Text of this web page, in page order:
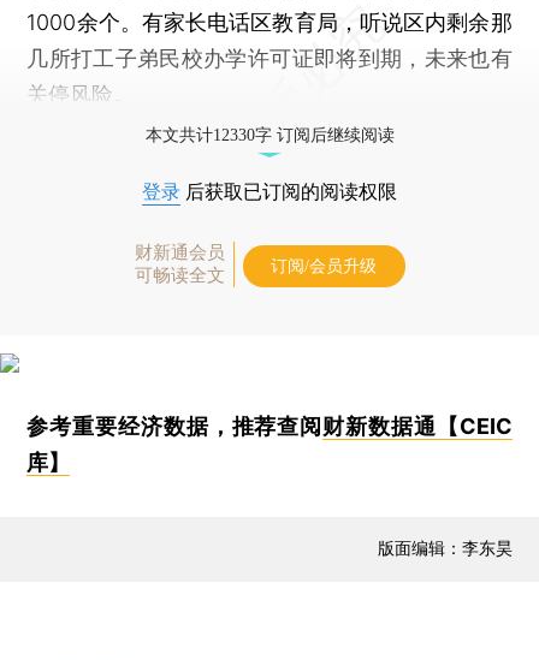
1000余个。有家长电话区教育局，听说区内剩余那
几所打工子弟民校办学许可证即将到期，未来也有
关停风险。
本文共计12330字 订阅后继续阅读
登录 后获取已订阅的阅读权限
财新通会员
可畅读全文
订阅/会员升级
参考重要经济数据，推荐查阅 财新数据通【CEIC
库】
版面编辑：李东昊